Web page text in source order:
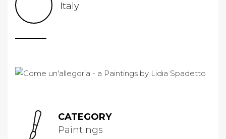
Italy
CATEGORY
Paintings